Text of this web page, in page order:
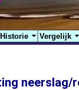
Historie Vergelijk
neerslag/